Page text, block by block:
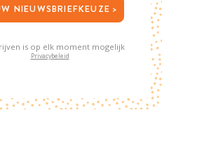
JOUW NIEUWSBRIEFKEUZE >
is op elk moment mogelijk
Privacybeleid